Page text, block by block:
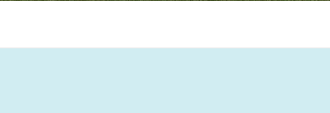
野母崎文化センター